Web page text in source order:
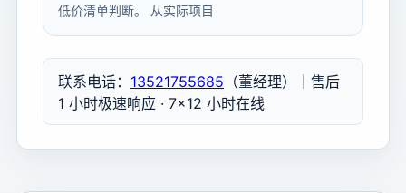
低价清单判断。 从实际项目
联系电话： 13521755685 （董经理）｜售后
1 小时极速响应 · 7×12 小时在线